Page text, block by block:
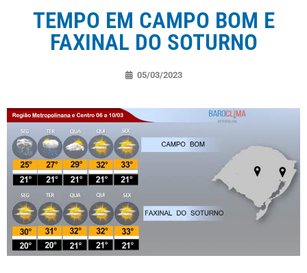
TEMPO EM CAMPO BOM E
FAXINAL DO SOTURNO
05/03/2023